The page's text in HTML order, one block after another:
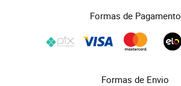
Formas de Pagamento
Formas de Envio